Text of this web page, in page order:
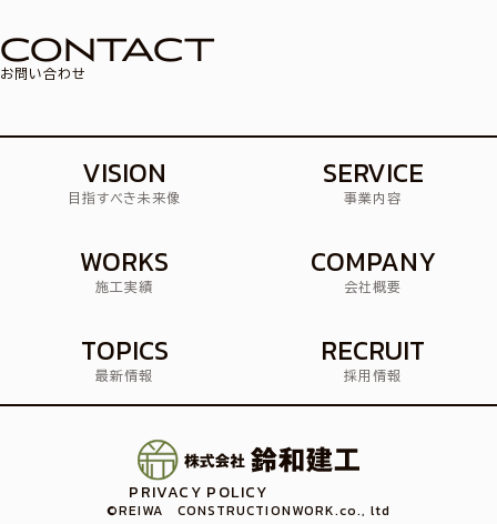
CONTACT
お問い合わせ
VISION
目指すべき未来像
SERVICE
事業内容
WORKS
施工実績
COMPANY
会社概要
TOPICS
最新情報
RECRUIT
採用情報
PRIVACY POLICY
©REIWA CONSTRUCTIONWORK.co., ltd